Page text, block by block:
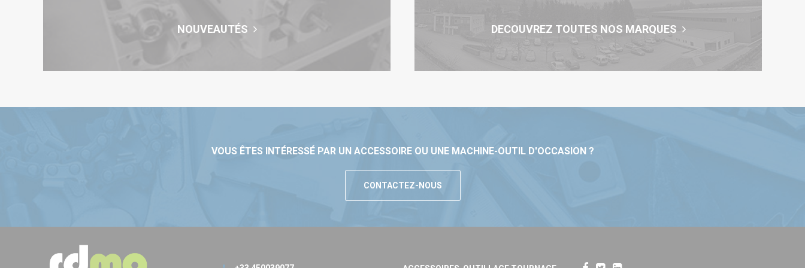
NOUVEAUTÉS DECOUVREZ TOUTES NOS MARQUES
VOUS ÊTES INTÉRESSÉ PAR UN ACCESSOIRE OU UNE MACHINE-OUTIL D'OCCASION ?
CONTACTEZ-NOUS